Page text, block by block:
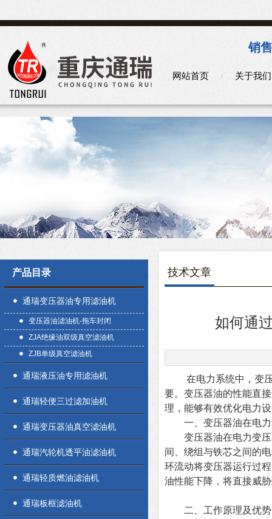
销
网站首页 关于我们
产品目录
通瑞变压器油专用滤油机
变压器油滤油机-拖车封闭
ZJA绝缘油双级真空滤油机
ZJB单级真空滤油机
通瑞液压油专用滤油机
通瑞轻便三过滤加油机
通瑞变压器油真空滤油机
通瑞汽轮机透平油滤油机
通瑞轻质燃油滤油机
通瑞板框滤油机
技术文章
如何通
在电力系统中，变压
要。变压器油的性能直
理，能够有效优化电力
一、变压器油在电力
变压器油在电力变压
间、绕组与铁芯之间的
环流动将变压器运行过
油性能下降，将直接威
二、工作原理及优势